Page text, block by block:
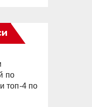
по
топ-4 по